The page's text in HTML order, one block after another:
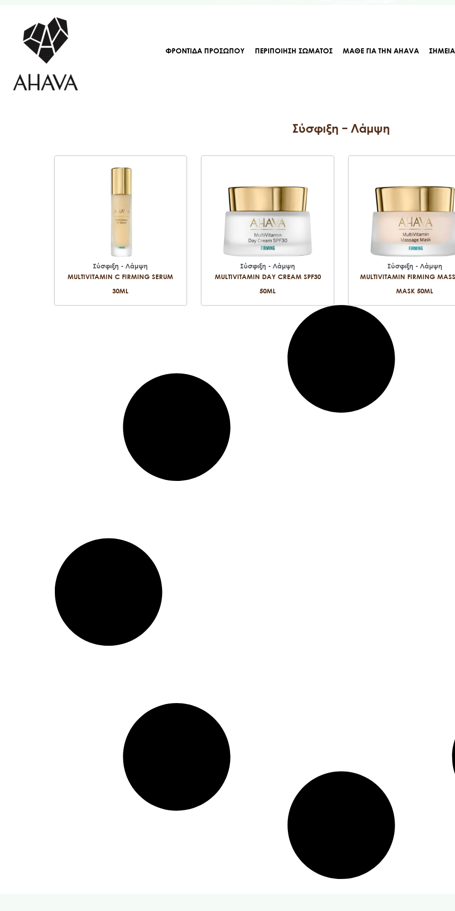
ΦΡΟΝΤΙΔΑ ΠΡΟΣΩΠΟΥ ΠΕΡΙΠΟΙΗΣΗ ΣΩΜΑΤΟΣ ΜΑΘΕ ΓΙΑ ΤΗΝ AHAVA
Σύσφιξη - Λάμψη
Σύσφιξη - Λάμψη
MULTIVITAMIN C FIRMING SERUM
30ML
Σύσφιξη - Λάμψη
MULTIVITAMIN DAY CREAM SPF30
50ML
Σύσφιξη - Λάμψη
MULTIVITAMIN FIRMING
MASK 50ML